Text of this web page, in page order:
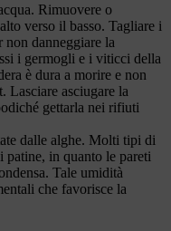
Rimuovere o
verso il basso. Tagliare i
non danneggiare la
i germogli e i viticci della
è dura a morire e non
Lasciare asciugare la
gettarla nei rifiuti
dalle alghe. Molti tipi di
patine, in quanto le pareti
Tale umidità
che favorisce la